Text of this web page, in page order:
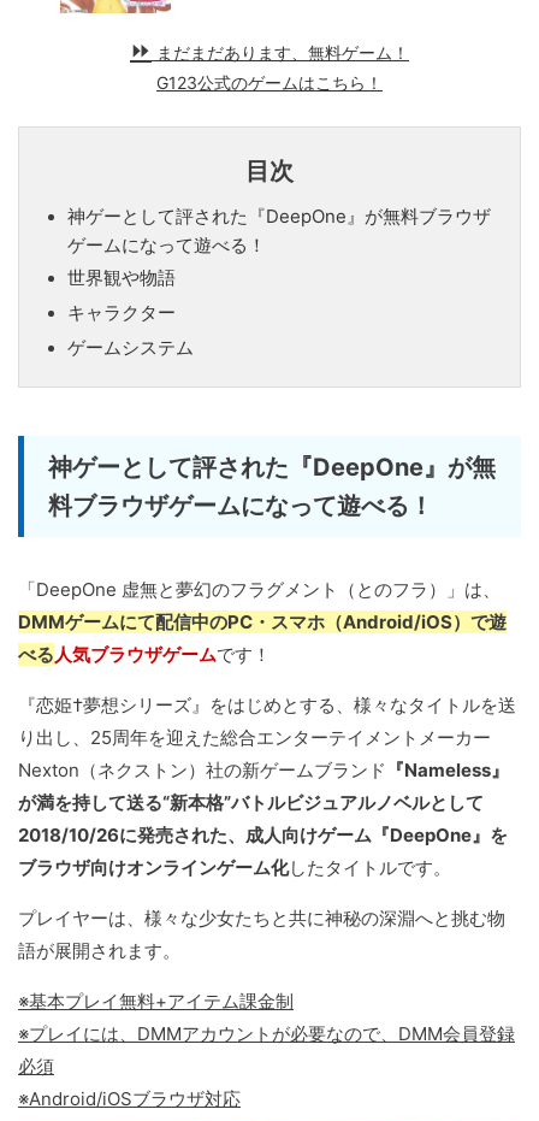
まだまだあります、無料ゲーム！
G123公式のゲームはこちら！
目次
神ゲーとして評された『DeepOne』が無料ブラウザ
ゲームになって遊べる！
世界観や物語
キャラクター
ゲームシステム
神ゲーとして評された『DeepOne』が無
料ブラウザゲームになって遊べる！
「DeepOne 虚無と夢幻のフラグメント（とのフラ）」は、
DMMゲームにて配信中のPC・スマホ（Android/iOS）で遊
べる人気ブラウザゲームです！
『恋姫†夢想シリーズ』をはじめとする、様々なタイトルを送
り出し、25周年を迎えた総合エンターテイメントメーカー
Nexton（ネクストン）社の新ゲームブランド 『Nameless』
が満を持して送る“新本格”バトルビジュアルノベルとして
2018/10/26に発売された、成人向けゲーム『DeepOne』を
ブラウザ向けオンラインゲーム化したタイトルです。
プレイヤーは、様々な少女たちと共に神秘の深淵へと挑む物
語が展開されます。
※基本プレイ無料+アイテム課金制
※プレイには、DMMアカウントが必要なので、DMM会員登録
必須
※Android/iOSブラウザ対応